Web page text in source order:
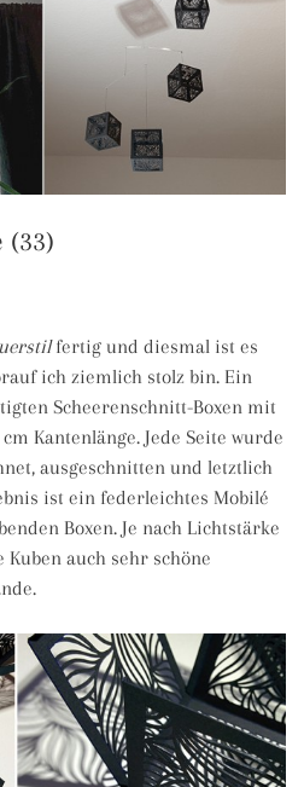
(33)
fertig und diesmal ist es
ich ziemlich stolz bin. Ein
Scheerenschnitt-Boxen mit
Kantenlänge. Jede Seite wurde
ausgeschnitten und letztlich
ist ein federleichtes Mobilé
Boxen. Je nach Lichtstärke
auch sehr schöne